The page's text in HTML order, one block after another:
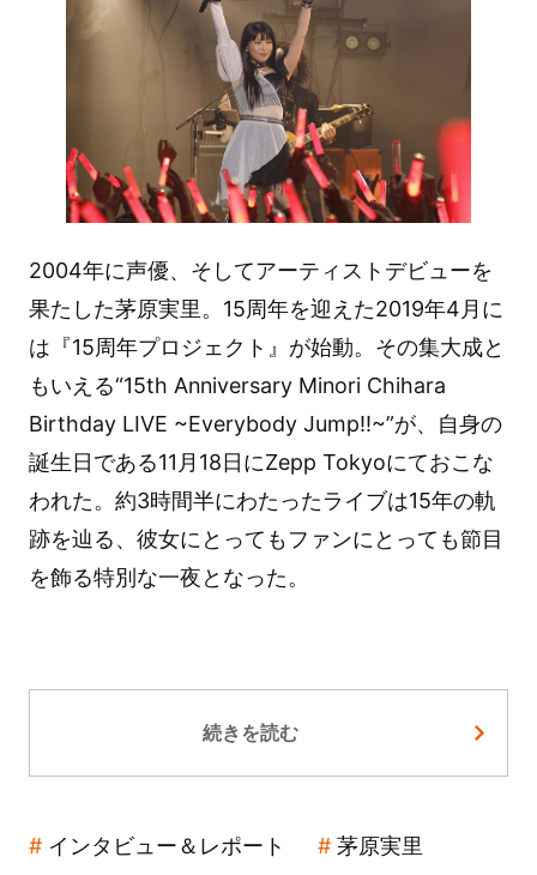
2004年に声優、そしてアーティストデビューを
果たした茅原実里。15周年を迎えた2019年4月に
は『15周年プロジェクト』が始動。その集大成と
もいえる“15th Anniversary Minori Chihara
Birthday LIVE ~Everybody Jump!!~”が、自身の
誕生日である11月18日にZepp Tokyoにておこな
われた。約3時間半にわたったライブは15年の軌
跡を辿る、彼女にとってもファンにとっても節目
を飾る特別な一夜となった。
続きを読む
インタビュー＆レポート 茅原実里